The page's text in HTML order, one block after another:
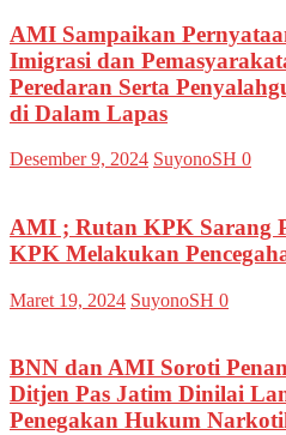
AMI Sampaikan
Imigrasi dan
Peredaran Serta
di Dalam Lapas
Desember 9, 2024 SuyonoSH 0
AMI ; Rutan KPK Sarang
KPK Melakukan
Maret 19, 2024 SuyonoSH 0
BNN dan AMI Soroti
Ditjen Pas Jatim Dinilai
Penegakan Hukum